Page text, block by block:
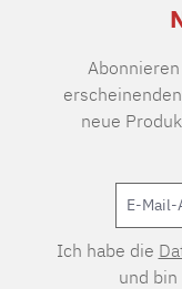
neue
Ich habe die
und